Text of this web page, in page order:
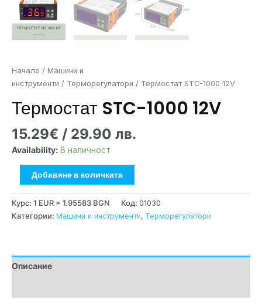
Начало / Машини и
инструменти / Терморегулатори / Термостат STC-1000 12V
Термостат STC-1000 12V
15.29€ / 29.90 лв.
Availability: В наличност
Добавяне в количката
Курс: 1 EUR = 1.95583 BGN Код: 01030
Категории: Машини и инструменти, Терморегулатори
Описание